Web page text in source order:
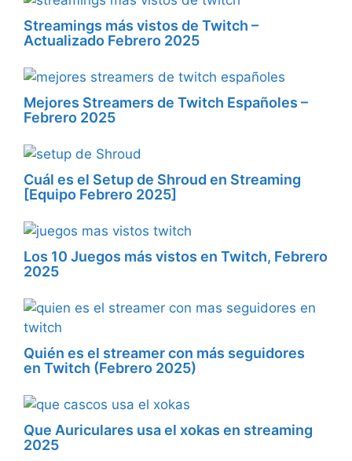
Streamings más vistos de Twitch –
Actualizado Febrero 2025
Mejores Streamers de Twitch Españoles –
Febrero 2025
Cuál es el Setup de Shroud en Streaming
[Equipo Febrero 2025]
Los 10 Juegos más vistos en Twitch, Febrero
2025
Quién es el streamer con más seguidores
en Twitch (Febrero 2025)
Que Auriculares usa el xokas en streaming
2025